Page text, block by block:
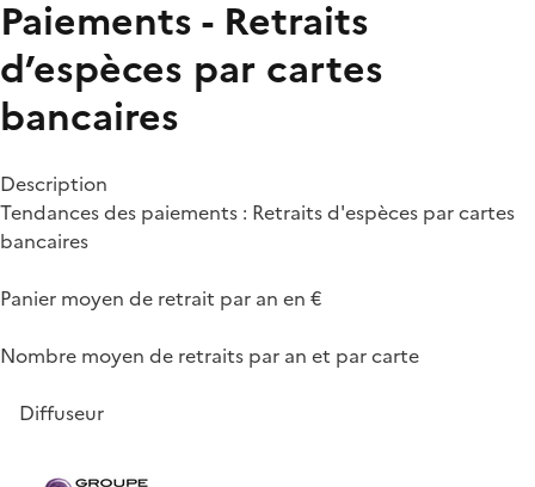
Paiements - Retraits
d’espèces par cartes
bancaires
Description
Tendances des paiements : Retraits d'espèces par cartes
bancaires
Panier moyen de retrait par an en €
Nombre moyen de retraits par an et par carte
Diffuseur